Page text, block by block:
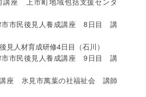
市民後見人養成講座 8日目 講
人材育成研修4日目（石川）
市民後見人養成講座 9日目 講
座 氷見市萬葉の社福祉会 講師